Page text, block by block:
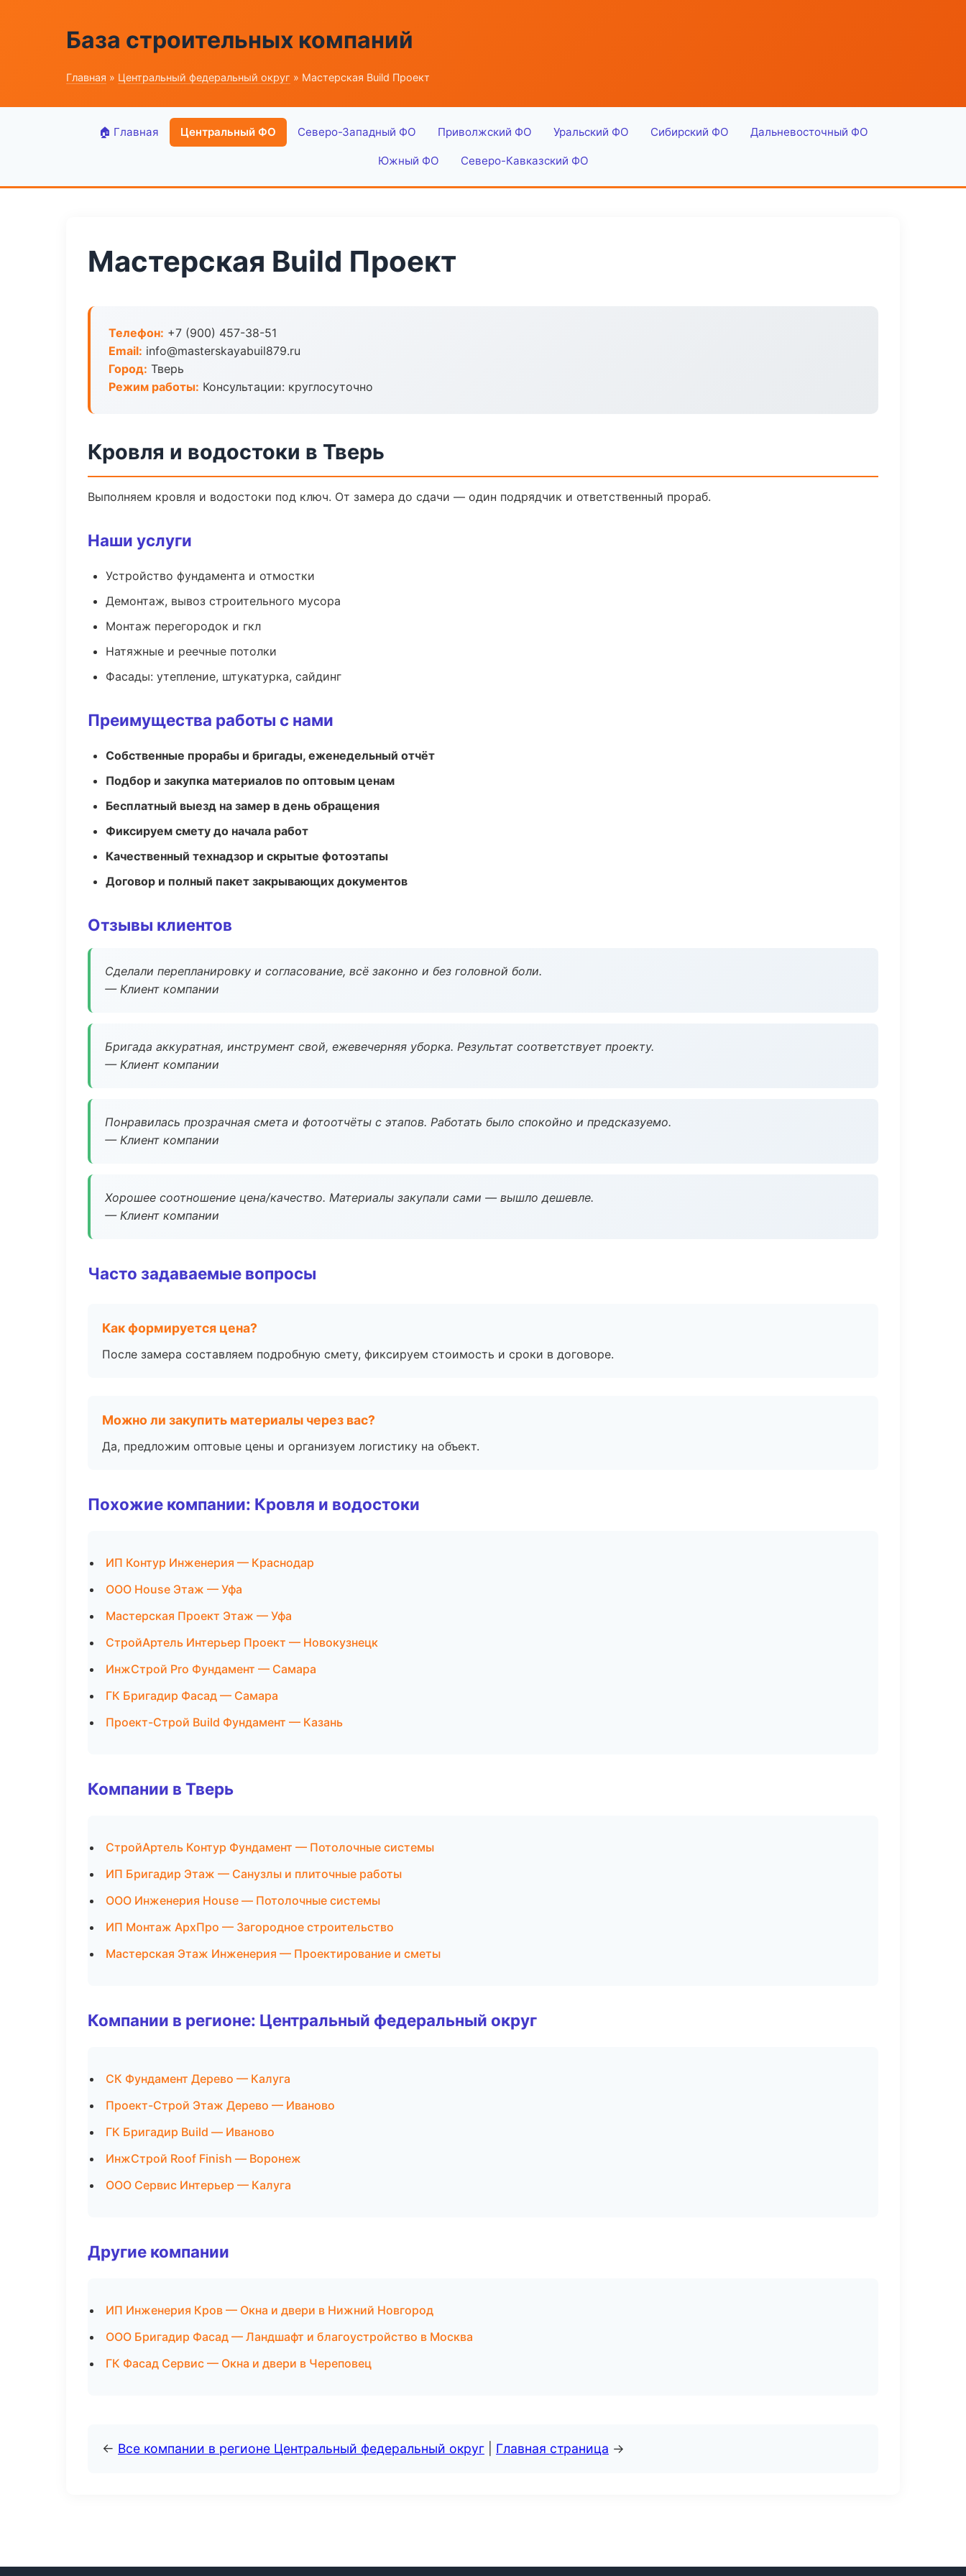
База строительных компаний
Главная » Центральный федеральный округ » Мастерская Build Проект
🏠 Главная Центральный ФО Северо-Западный ФО Приволжский ФО Уральский ФО Сибирский ФО Дальневосточный ФО
Южный ФО Северо-Кавказский ФО
Мастерская Build Проект
Телефон: +7 (900) 457-38-51
Email: info@masterskayabuil879.ru
Город: Тверь
Режим работы: Консультации: круглосуточно
Кровля и водостоки в Тверь
Выполняем кровля и водостоки под ключ. От замера до сдачи — один подрядчик и ответственный прораб.
Наши услуги
Устройство фундамента и отмостки
Демонтаж, вывоз строительного мусора
Монтаж перегородок и гкл
Натяжные и реечные потолки
Фасады: утепление, штукатурка, сайдинг
Преимущества работы с нами
Собственные прорабы и бригады, еженедельный отчёт
Подбор и закупка материалов по оптовым ценам
Бесплатный выезд на замер в день обращения
Фиксируем смету до начала работ
Качественный технадзор и скрытые фотоэтапы
Договор и полный пакет закрывающих документов
Отзывы клиентов
Сделали перепланировку и согласование, всё законно и без головной боли.
— Клиент компании
Бригада аккуратная, инструмент свой, ежевечерняя уборка. Результат соответствует проекту.
— Клиент компании
Понравилась прозрачная смета и фотоотчёты с этапов. Работать было спокойно и предсказуемо.
— Клиент компании
Хорошее соотношение цена/качество. Материалы закупали сами — вышло дешевле.
— Клиент компании
Часто задаваемые вопросы
Как формируется цена?
После замера составляем подробную смету, фиксируем стоимость и сроки в договоре.
Можно ли закупить материалы через вас?
Да, предложим оптовые цены и организуем логистику на объект.
Похожие компании: Кровля и водостоки
ИП Контур Инженерия — Краснодар
ООО House Этаж — Уфа
Мастерская Проект Этаж — Уфа
СтройАртель Интерьер Проект — Новокузнецк
ИнжСтрой Pro Фундамент — Самара
ГК Бригадир Фасад — Самара
Проект-Строй Build Фундамент — Казань
Компании в Тверь
СтройАртель Контур Фундамент — Потолочные системы
ИП Бригадир Этаж — Санузлы и плиточные работы
ООО Инженерия House — Потолочные системы
ИП Монтаж АрхПро — Загородное строительство
Мастерская Этаж Инженерия — Проектирование и сметы
Компании в регионе: Центральный федеральный округ
СК Фундамент Дерево — Калуга
Проект-Строй Этаж Дерево — Иваново
ГК Бригадир Build — Иваново
ИнжСтрой Roof Finish — Воронеж
ООО Сервис Интерьер — Калуга
Другие компании
ИП Инженерия Кров — Окна и двери в Нижний Новгород
ООО Бригадир Фасад — Ландшафт и благоустройство в Москва
ГК Фасад Сервис — Окна и двери в Череповец
← Все компании в регионе Центральный федеральный округ Главная страница →